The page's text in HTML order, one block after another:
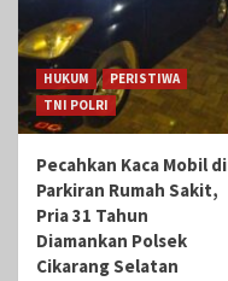
HUKUM
PERISTIWA
TNI POLRI
Pecahkan Kaca Mobil di
Parkiran Rumah Sakit,
Pria 31 Tahun
Diamankan Polsek
Cikarang Selatan